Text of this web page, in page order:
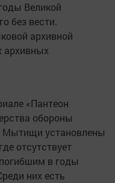
Великой
без вести.
архивной
архивных
«Пантеон
обороны
Мытищи установлены
отсутствует
в годы
них есть